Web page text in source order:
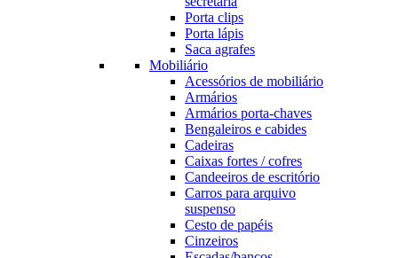
Porta clips
Porta lápis
Saca agrafes
Mobiliário
Acessórios de mobiliário
Armários
Armários porta-chaves
Bengaleiros e cabides
Cadeiras
Caixas fortes / cofres
Candeeiros de escritório
Carros para arquivo
suspenso
Cesto de papéis
Cinzeiros